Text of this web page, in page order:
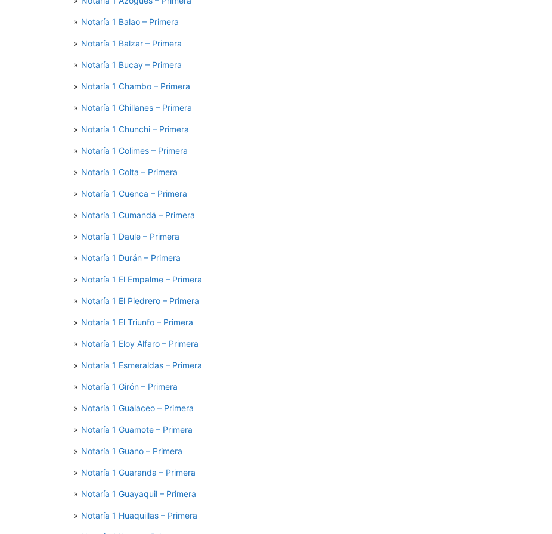
Notaría 1 Balao – Primera
Notaría 1 Balzar – Primera
Notaría 1 Bucay – Primera
Notaría 1 Chambo – Primera
Notaría 1 Chillanes – Primera
Notaría 1 Chunchi – Primera
Notaría 1 Colimes – Primera
Notaría 1 Colta – Primera
Notaría 1 Cuenca – Primera
Notaría 1 Cumandá – Primera
Notaría 1 Daule – Primera
Notaría 1 Durán – Primera
Notaría 1 El Empalme – Primera
Notaría 1 El Piedrero – Primera
Notaría 1 El Triunfo – Primera
Notaría 1 Eloy Alfaro – Primera
Notaría 1 Esmeraldas – Primera
Notaría 1 Girón – Primera
Notaría 1 Gualaceo – Primera
Notaría 1 Guamote – Primera
Notaría 1 Guano – Primera
Notaría 1 Guaranda – Primera
Notaría 1 Guayaquil – Primera
Notaría 1 Huaquillas – Primera